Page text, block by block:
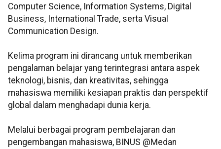
Computer Science, Information Systems, Digital
Business, International Trade, serta Visual
Communication Design.
Kelima program ini dirancang untuk memberikan
pengalaman belajar yang terintegrasi antara aspek
teknologi, bisnis, dan kreativitas, sehingga
mahasiswa memiliki kesiapan praktis dan perspektif
global dalam menghadapi dunia kerja.
Melalui berbagai program pembelajaran dan
pengembangan mahasiswa, BINUS @Medan